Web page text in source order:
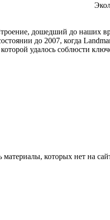
дошедший до наших
до 2007, когда
удалось соблюсти
которых нет на